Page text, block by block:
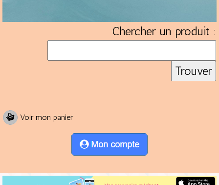
Chercher un produit :
Voir mon panier